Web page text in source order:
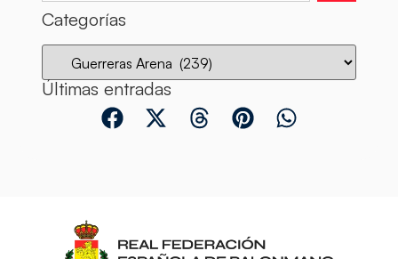
Categorías
Últimas entradas